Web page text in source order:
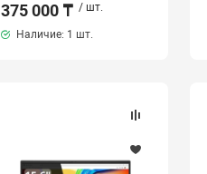
375 000 ₸ / шт.
Наличие: 1 шт.